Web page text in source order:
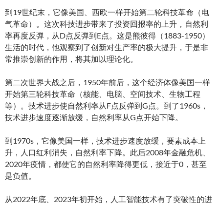
到19世纪末，它像美国、西欧一样开始第二轮科技革命（电
气革命）。这次科技进步带来了投资回报率的上升，自然利
率再度反弹，从D点反弹到E点。这是熊彼得（1883-1950）
生活的时代，他观察到了创新对生产率的极大提升，于是非
常推崇创新的作用，将其加以理论化。
第二次世界大战之后，1950年前后，这个经济体像美国一样
开始第三轮科技革命（核能、电脑、空间技术、生物工程
等）。技术进步使自然利率从F点反弹到G点。到了1960s，
技术进步速度逐渐放缓，自然利率从G点开始下降。
到1970s，它像美国一样，技术进步速度放缓，要素成本上
升，人口红利消失，自然利率下降。此后2008年金融危机、
2020年疫情，都使它的自然利率降得更低，接近于0，甚至
是负值。
从2022年底、2023年初开始，人工智能技术有了突破性的进